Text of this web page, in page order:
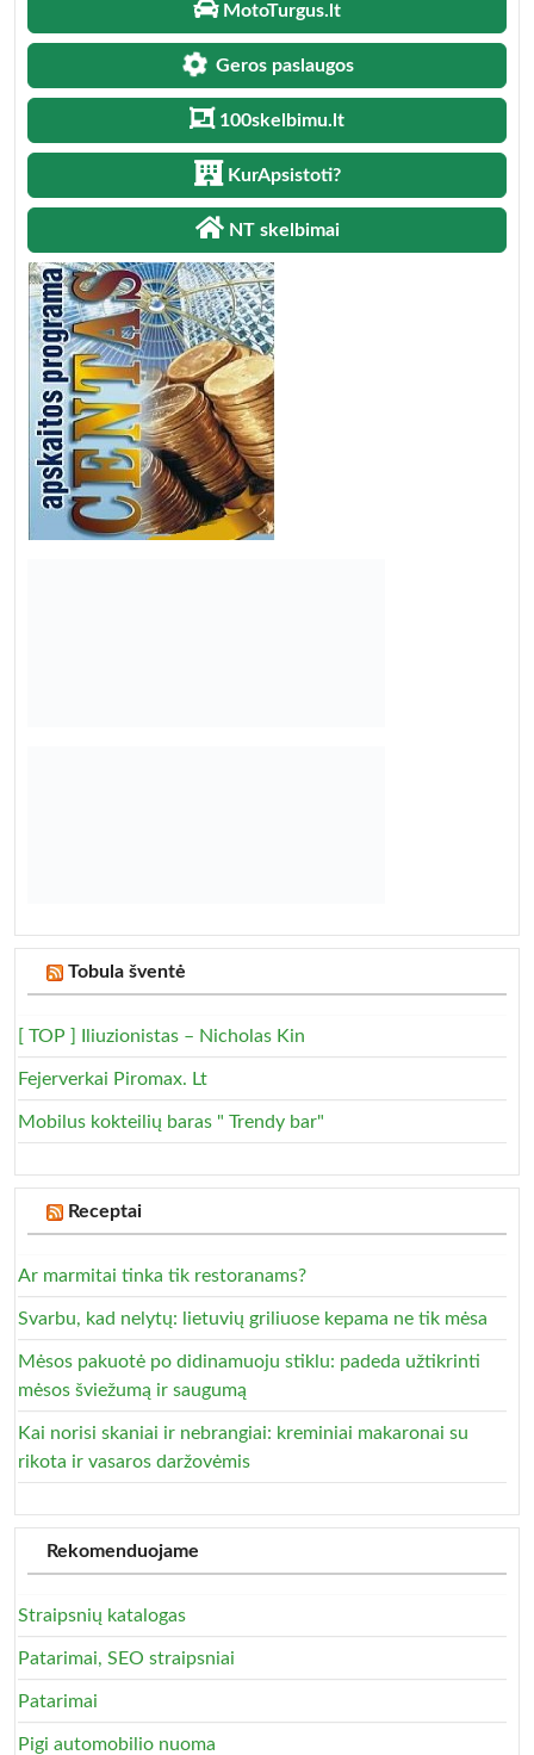
MotoTurgus.lt
Geros paslaugos
100skelbimu.lt
KurApsistoti?
NT skelbimai
Tobula šventė
[ TOP ] Iliuzionistas – Nicholas Kin
Fejerverkai Piromax. Lt
Mobilus kokteilių baras " Trendy bar"
Receptai
Ar marmitai tinka tik restoranams?
Svarbu, kad nelytų: lietuvių griliuose kepama ne tik mėsa
Mėsos pakuotė po didinamuoju stiklu: padeda užtikrinti
mėsos šviežumą ir saugumą
Kai norisi skaniai ir nebrangiai: kreminiai makaronai su
rikota ir vasaros daržovėmis
Rekomenduojame
Straipsnių katalogas
Patarimai, SEO straipsniai
Patarimai
Pigi automobilio nuoma